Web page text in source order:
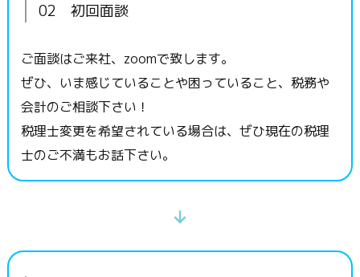
02 初回面談
ご面談はご来社、zoomで致します。
ぜひ、いま感じていることや困っていること、税務や
会計のご相談下さい！
税理士変更を希望されている場合は、ぜひ現在の税理
士のご不満もお話下さい。